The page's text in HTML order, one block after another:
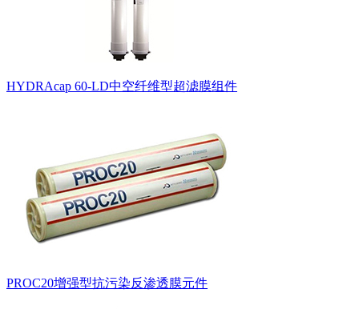
HYDRAcap 60-LD中空纤维型超滤膜组件
PROC20增强型抗污染反渗透膜元件